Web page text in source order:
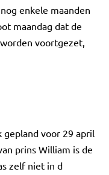
enkele maanden
maandag dat de
voortgezet,
gepland voor 29 april
prins William is de
zelf niet in d